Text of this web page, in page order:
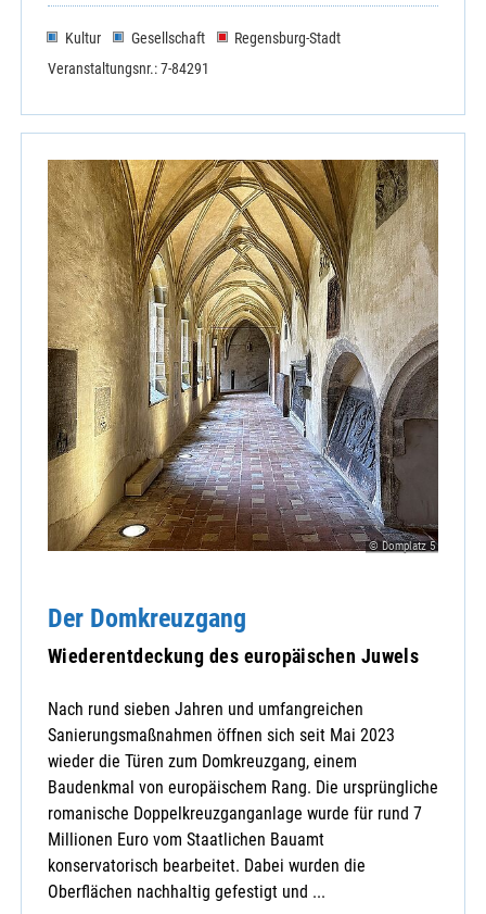
Kultur Gesellschaft
Regensburg-Stadt
Veranstaltungsnr.: 7-84291
© Domplatz 5
Der Domkreuzgang
Wiederentdeckung des europäischen Juwels
Nach rund sieben Jahren und umfangreichen
Sanierungsmaßnahmen öffnen sich seit Mai 2023
wieder die Türen zum Domkreuzgang, einem
Baudenkmal von europäischem Rang. Die ursprüngliche
romanische Doppelkreuzganganlage wurde für rund 7
Millionen Euro vom Staatlichen Bauamt
konservatorisch bearbeitet. Dabei wurden die
Oberflächen nachhaltig gefestigt und ...